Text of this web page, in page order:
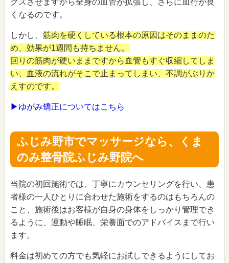
くなるのです。
しかし、 筋肉を硬くしている根本の原因はそのままのた
め、効果が1週間も持ちません。
回りの筋肉が硬いままですから血管もすぐ収縮してしま
い、血液の流れがそこで止まってしまい、不調がぶりか
えすのです。
▶ゆがみ矯正についてはこちら
ふじみ野市でマッサージなら、くま
のみ整骨院ふじみ野院へ
当院の初回施術では、丁寧にカウンセリングを行い、患
者様の一人ひとりに合わせた施術をするのはもちろんの
こと、施術後はお客様が自身の身体をしっかり管理でき
るように、運動や睡眠、栄養面でのアドバイスまで行い
ます。
料金は初めての方でも気軽にお試しできるようにしてお